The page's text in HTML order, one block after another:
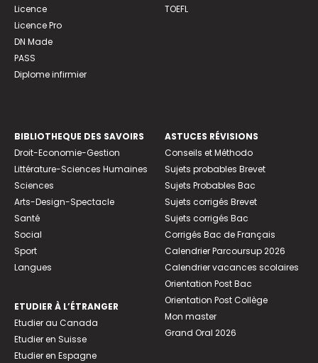
Licence
Licence Pro
DN Made
PASS
Diplome infirmier
TOEFL
BIBLIOTHEQUE DES SAVOIRS
Droit-Economie-Gestion
Littérature-Sciences Humaines
Sciences
Arts-Design-Spectacle
Santé
Social
Sport
Langues
ETUDIER À L’ÉTRANGER
Etudier au Canada
Etudier en Suisse
Etudier en Espagne
ASTUCES RÉVISIONS
Conseils et Méthodo
Sujets probables Brevet
Sujets Probables Bac
Sujets corrigés Brevet
Sujets corrigés Bac
Corrigés Bac de Français
Calendrier Parcoursup 2026
Calendrier vacances scolaires
Orientation Post Bac
Orientation Post Collège
Mon master
Grand Oral 2026